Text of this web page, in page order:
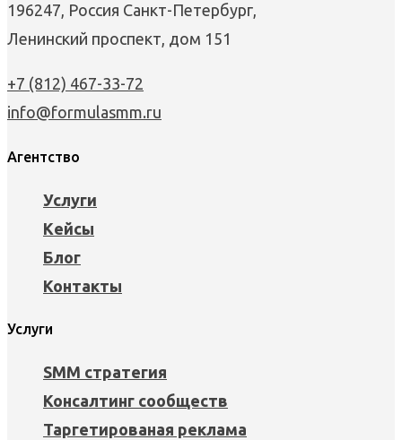
196247, Россия Санкт-Петербург,
Ленинский проспект, дом 151
+7 (812) 467-33-72
info@formulasmm.ru
Агентство
Услуги
Кейсы
Блог
Контакты
Услуги
SMM стратегия
Консалтинг сообществ
Таргетированая реклама